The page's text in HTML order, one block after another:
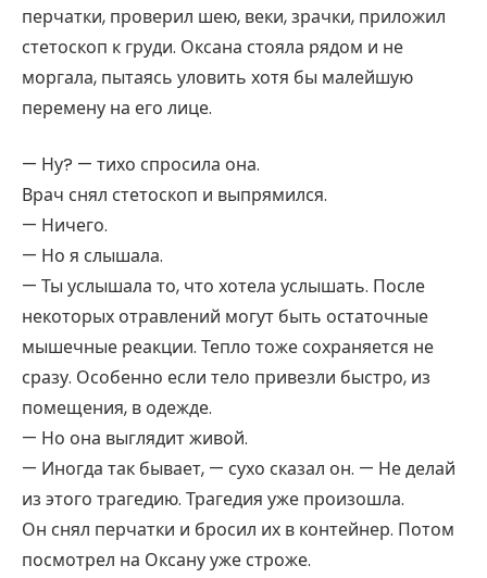
перчатки, проверил шею, веки, зрачки, приложил
стетоскоп к груди. Оксана стояла рядом и не
моргала, пытаясь уловить хотя бы малейшую
перемену на его лице.
— Ну? — тихо спросила она.
Врач снял стетоскоп и выпрямился.
— Ничего.
— Но я слышала.
— Ты услышала то, что хотела услышать. После
некоторых отравлений могут быть остаточные
мышечные реакции. Тепло тоже сохраняется не
сразу. Особенно если тело привезли быстро, из
помещения, в одежде.
— Но она выглядит живой.
— Иногда так бывает, — сухо сказал он. — Не делай
из этого трагедию. Трагедия уже произошла.
Он снял перчатки и бросил их в контейнер. Потом
посмотрел на Оксану уже строже.